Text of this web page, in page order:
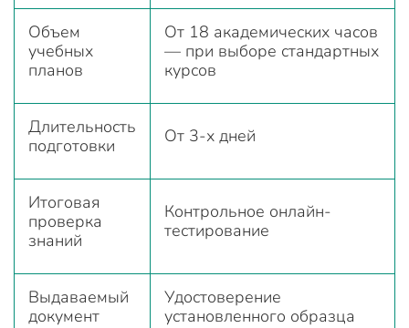
Объем
учебных
планов
От 18 академических часов
— при выборе стандартных
курсов
Длительность
подготовки
От 3-х дней
Итоговая
проверка
знаний
Контрольное онлайн-
тестирование
Выдаваемый
документ
Удостоверение
установленного образца